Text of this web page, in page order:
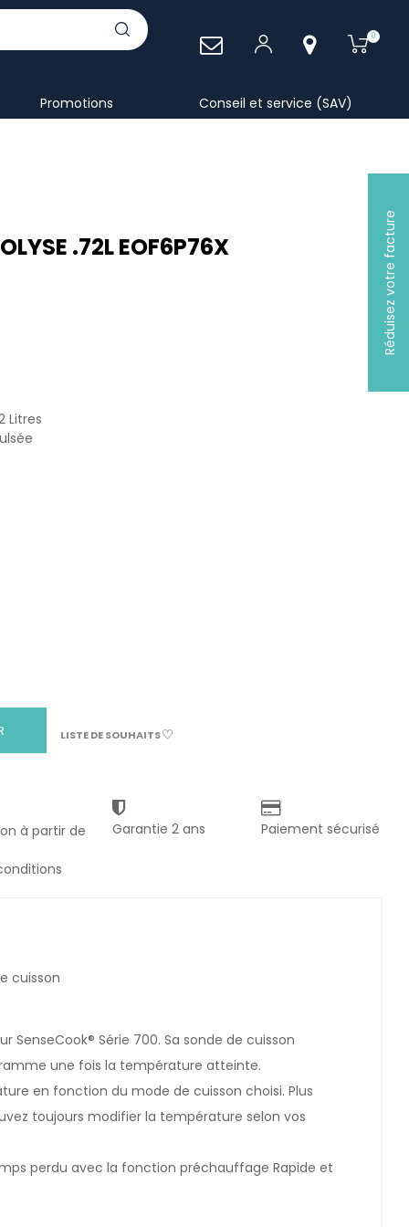
0
Promotions Conseil et service (SAV)
Réduisez votre facture
.72L EOF6P76X
Litres
LISTE DE SOUHAITS
à partir de Garantie 2 ans Paiement sécurisé
cuisson
SenseCook® Série 700. Sa sonde de cuisson
une fois la température atteinte.
en fonction du mode de cuisson choisi. Plus
toujours modifier la température selon vos
perdu avec la fonction préchauffage Rapide et